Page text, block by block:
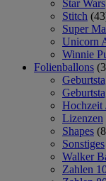
Star Wars
Stitch
Super
Unicorn
Winnie
Folienballons
Hochzeit
Lizenzen
Shapes
Sonstiges
Walker
Zahlen